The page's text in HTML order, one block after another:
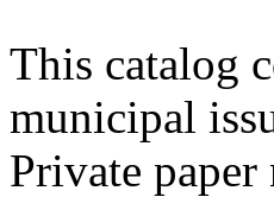
This catalog
municipal
Private